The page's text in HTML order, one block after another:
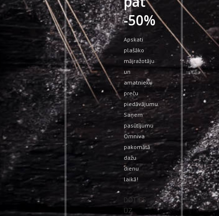
-50%
Apskati
plašāko
mājražotāju
un
amatnieku
preču
piedāvājumu.
Saņem
pasūtījumu
Omniva
pakomātā
dažu
dienu
laikā!
DOTIES
UZ